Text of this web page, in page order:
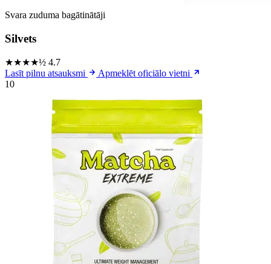
Svara zuduma bagātinātāji
Silvets
★★★★½ 4.7
Lasīt pilnu atsauksmi
Apmeklēt oficiālo vietni
10